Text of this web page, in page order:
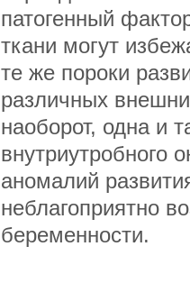
патогенный
ткани могут
те же пороки
различных
наоборот, одна и
внутриутробного
аномалий
неблагоприятно
беременности.